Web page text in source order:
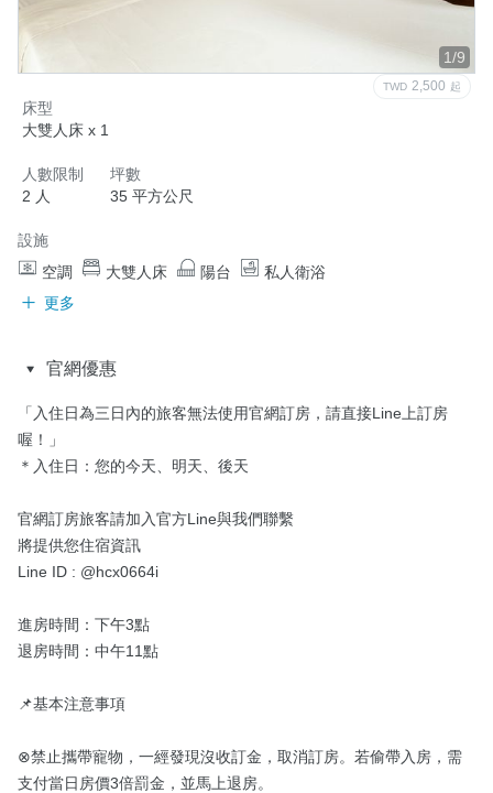
1/9
TWD 2,500 起
床型
大雙人床 x 1
人數限制
2 人
坪數
35 平方公尺
設施
空調
大雙人床 陽台
私人衛浴
更多
官網優惠
「入住日為三日內的旅客無法使用官網訂房，請直接Line上訂房
喔！」
＊入住日：您的今天、明天、後天
官網訂房旅客請加入官方Line與我們聯繫
將提供您住宿資訊
Line ID : @hcx0664i
進房時間：下午3點
退房時間：中午11點
📌基本注意事項
⊗禁止攜帶寵物，一經發現沒收訂金，取消訂房。若偷帶入房，需
支付當日房價3倍罰金，並馬上退房。